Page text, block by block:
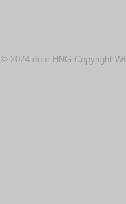
© 2024 door HNG Copyright